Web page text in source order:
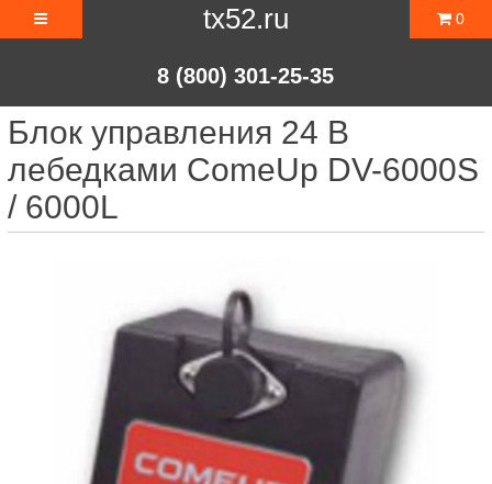
tx52.ru
8 (800) 301-25-35
0
Блок управления 24 B
лебедками ComeUp DV-6000S
/ 6000L